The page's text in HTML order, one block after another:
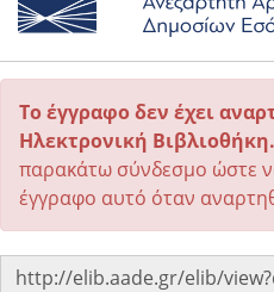
Το έγγραφο δεν έχει
Ηλεκτρονική Βιβλιοθήκη.
παρακάτω σύνδεσμο ώστε
έγγραφο αυτό όταν